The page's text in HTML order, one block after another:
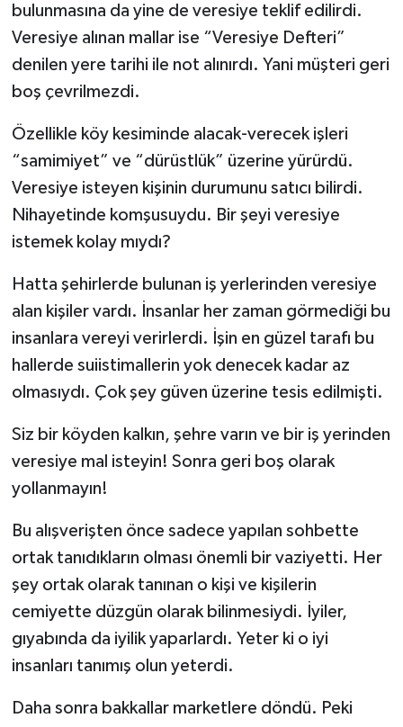
bulunmasına da yine de veresiye teklif edilirdi.
Veresiye alınan mallar ise “Veresiye Defteri”
denilen yere tarihi ile not alınırdı. Yani müşteri geri
boş çevrilmezdi.
Özellikle köy kesiminde alacak-verecek işleri
“samimiyet” ve “dürüstlük” üzerine yürürdü.
Veresiye isteyen kişinin durumunu satıcı bilirdi.
Nihayetinde komşusuydu. Bir şeyi veresiye
istemek kolay mıydı?
Hatta şehirlerde bulunan iş yerlerinden veresiye
alan kişiler vardı. İnsanlar her zaman görmediği bu
insanlara vereyi verirlerdi. İşin en güzel tarafı bu
hallerde suiistimallerin yok denecek kadar az
olmasıydı. Çok şey güven üzerine tesis edilmişti.
Siz bir köyden kalkın, şehre varın ve bir iş yerinden
veresiye mal isteyin! Sonra geri boş olarak
yollanmayın!
Bu alışverişten önce sadece yapılan sohbette
ortak tanıdıkların olması önemli bir vaziyetti. Her
şey ortak olarak tanınan o kişi ve kişilerin
cemiyette düzgün olarak bilinmesiydi. İyiler,
gıyabında da iyilik yaparlardı. Yeter ki o iyi
insanları tanımış olun yeterdi.
Daha sonra bakkallar marketlere döndü. Peki